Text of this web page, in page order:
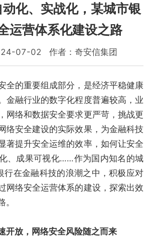
化、实战化，某城市银
运营体系化建设之路
07-02 作者：奇安信集团
全的重要组成部分，是经济平稳健康
金融行业的数字化程度普遍较高，业
网络和数据安全要求更严苛，挑战更
络安全建设的实际效果，为金融科技
著提升安全运维的效率，如何让安全
、成果可视化……作为国内知名的城
行在金融科技的浪潮之中，积极应对
网络安全运营体系的建设，探索出效
开放，网络安全风险随之而来